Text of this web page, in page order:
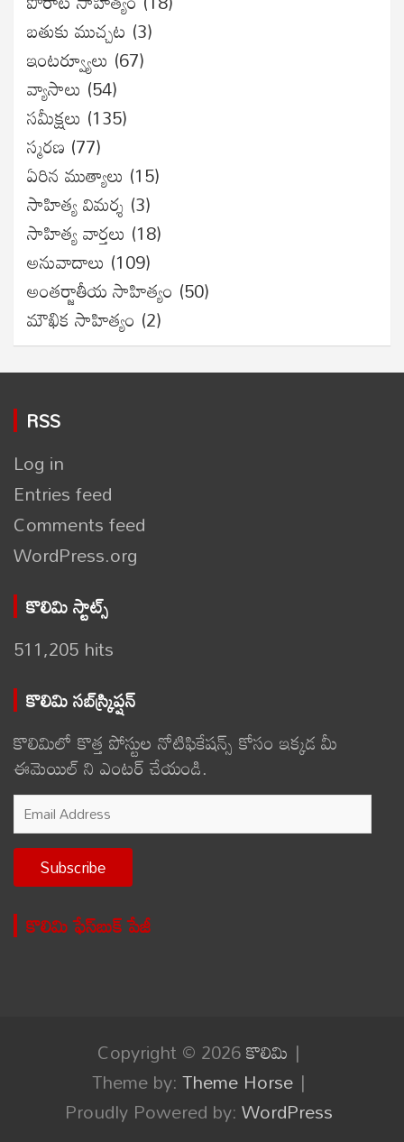
బతుకు ముచ్చట (3)
ఇంటర్వ్యూలు (67)
వ్యాసాలు (54)
సమీక్షలు (135)
స్మరణ (77)
ఏరిన ముత్యాలు (15)
సాహిత్య విమర్శ (3)
సాహిత్య వార్తలు (18)
అనువాదాలు (109)
అంతర్జాతీయ సాహిత్యం (50)
మౌఖిక సాహిత్యం (2)
RSS
Log in
Entries feed
Comments feed
WordPress.org
కొలిమి స్టాట్స్
511,205 hits
కొలిమి సబ్‌స్క్రిప్షన్
కొలిమిలో కొత్త పోస్టుల నోటిఫికేషన్స్ కోసం ఇక్కడ మీ
ఈమెయిల్ ని ఎంటర్ చేయండి.
Email
Address
Subscribe
కొలిమి ఫేస్‌బుక్ పేజీ
Copyright © 2026కొలిమి
Theme by:Theme Horse
Proudly Powered by:WordPress